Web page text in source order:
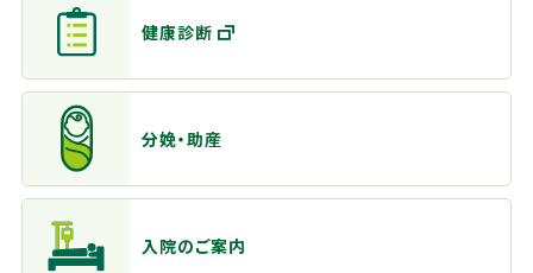
健康診断
分娩・助産
入院のご案内